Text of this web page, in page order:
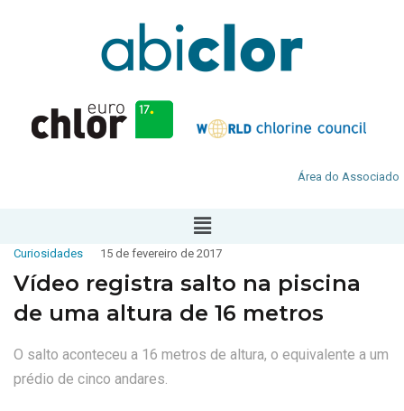
Área do Associado
Curiosidades 15 de fevereiro de 2017
Vídeo registra salto na piscina
de uma altura de 16 metros
O salto aconteceu a 16 metros de altura, o equivalente a um
prédio de cinco andares.